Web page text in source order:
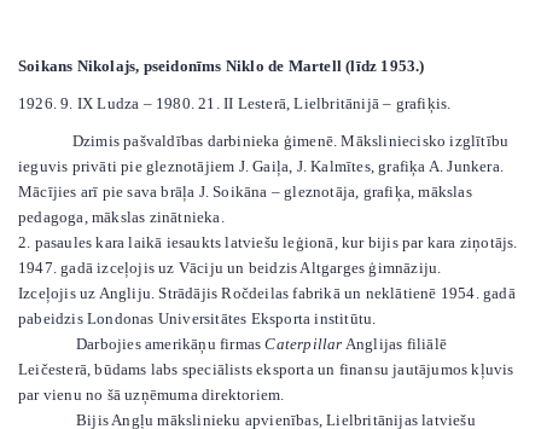
Soikans Nikolajs, pseidonīms Niklo de Martell (līdz 1953.)
1926. 9. IX Ludza – 1980. 21. II Lesterā, Lielbritānijā – grafiķis.
Dzimis pašvaldības darbinieka ģimenē. Māksliniecisko izglītību
ieguvis privāti pie gleznotājiem J. Gaiļa, J. Kalmītes, grafiķa A. Junkera.
Mācījies arī pie sava brāļa J. Soikāna – gleznotāja, grafiķa, mākslas
pedagoga, mākslas zinātnieka.
2. pasaules kara laikā iesaukts latviešu leģionā, kur bijis par kara ziņotājs.
1947. gadā izceļojis uz Vāciju un beidzis Altgarges ģimnāziju.
Izceļojis uz Angliju. Strādājis Ročdeilas fabrikā un neklātienē 1954. gadā
pabeidzis Londonas Universitātes Eksporta institūtu.
Darbojies amerikāņu firmasCaterpillar Anglijas filiālē
Leičesterā, būdams labs speciālists eksporta un finansu jautājumos kļuvis
par vienu no šā uzņēmuma direktoriem.
Bijis Angļu mākslinieku apvienības, Lielbritānijas latviešu